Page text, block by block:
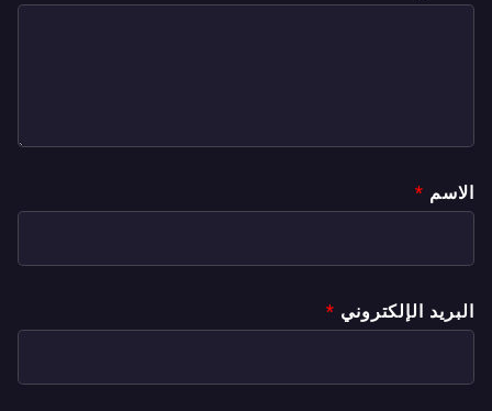
الاسم*
البريد الإلكتروني*